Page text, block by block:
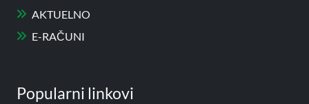
AKTUELNO
E-RAČUNI
Popularni linkovi